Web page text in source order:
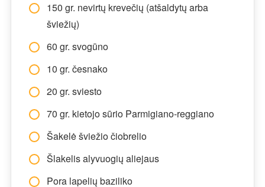
150 gr. nevirtų krevečių (atšaldytų arba
šviežių)
60 gr. svogūno
10 gr. česnako
20 gr. sviesto
70 gr. kietojo sūrio Parmigiano-reggiano
Šakelė šviežio čiobrelio
Šlakelis alyvuogių aliejaus
Pora lapelių baziliko